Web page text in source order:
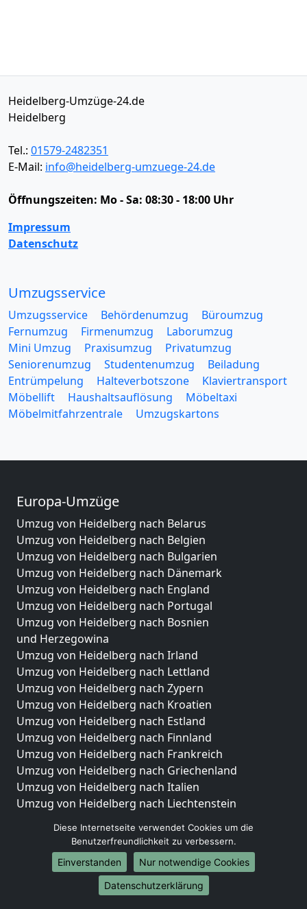
Heidelberg-Umzüge-24.de
Heidelberg
Tel.: 01579-2482351
E-Mail: info@heidelberg-umzuege-24.de
Öffnungszeiten: Mo - Sa: 08:30 - 18:00 Uhr
Impressum
Datenschutz
Umzugsservice
Umzugsservice Behördenumzug
Büroumzug
Fernumzug
Firmenumzug
Laborumzug
Mini Umzug
Praxisumzug
Privatumzug
Seniorenumzug
Studentenumzug
Beiladung
Entrümpelung
Halteverbotszone
Klaviertransport
Möbellift
Haushaltsauflösung
Möbeltaxi
Möbelmitfahrzentrale
Umzugskartons
Europa-Umzüge
Umzug von Heidelberg nach Belarus
Umzug von Heidelberg nach Belgien
Umzug von Heidelberg nach Bulgarien
Umzug von Heidelberg nach Dänemark
Umzug von Heidelberg nach England
Umzug von Heidelberg nach Portugal
Umzug von Heidelberg nach Bosnien
und Herzegowina
Umzug von Heidelberg nach Irland
Umzug von Heidelberg nach Lettland
Umzug von Heidelberg nach Zypern
Umzug von Heidelberg nach Kroatien
Umzug von Heidelberg nach Estland
Umzug von Heidelberg nach Finnland
Umzug von Heidelberg nach Frankreich
Umzug von Heidelberg nach Griechenland
Umzug von Heidelberg nach Italien
Umzug von Heidelberg nach Liechtenstein
Umzug von Heidelberg nach Niederlande
Umzug von Heidelberg nach Norwegen
Umzüge-Deutschlandweit
Diese Internetseite verwendet Cookies um die
Benutzerfreundlichkeit zu verbessern.
Einverstanden
Nur notwendige Cookies
Datenschutzerklärung